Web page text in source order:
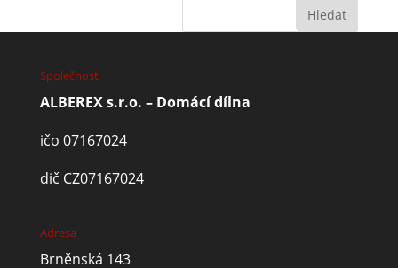
Společnost
ALBEREX s.r.o. – Domácí dílna
ičo 07167024
dič CZ07167024
Adresa
Brněnská 143